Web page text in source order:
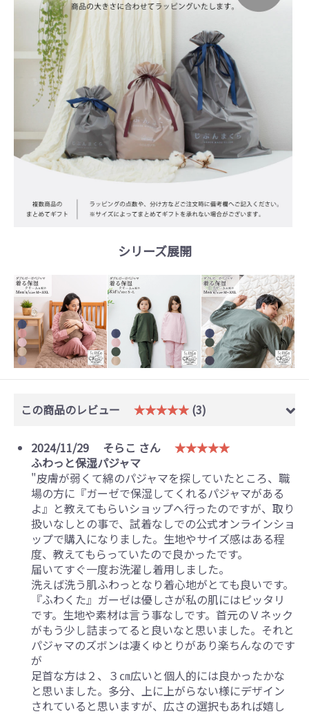
シリーズ展開
この商品のレビュー ★★★★★ (3)
2024/11/29 そらこ さん
★★★★★
ふわっと保湿パジャマ
"皮膚が弱くて綿のパジャマを探していたところ、職
場の方に『ガーゼで保湿してくれるパジャマがある
よ』と教えてもらいショップへ行ったのですが、取り
扱いなしとの事で、試着なしでの公式オンラインショ
ップで購入になりました。生地やサイズ感はある程
度、教えてもらっていたので良かったです。
届いてすぐ一度お洗濯し着用しました。
洗えば洗う肌ふわっとなり着心地がとても良いです。
『ふわくた』ガーゼは優しさが私の肌にはピッタリ
です。生地や素材は言う事なしです。首元のＶネック
がもう少し詰まってると良いなと思いました。それと
パジャマのズボンは凄くゆとりがあり楽ちんなのです
が
足首な方は２、３㎝広いと個人的には良かったかな
と思いました。多分、上に上がらない様にデザイン
されていると思いますが、広さの選択もあれば嬉し